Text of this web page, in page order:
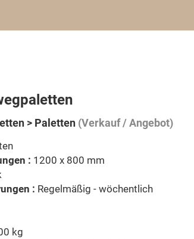
> Paletten (Verkauf / Angebot)
: 1200 x 800 mm
: Regelmäßig - wöchentlich
kg